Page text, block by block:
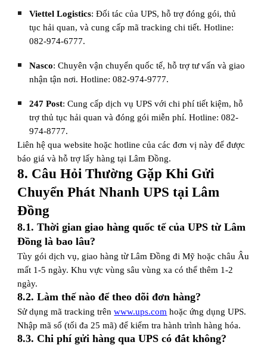
Viettel Logistics: Đối tác của UPS, hỗ trợ đóng gói, thủ
tục hải quan, và cung cấp mã tracking chi tiết. Hotline:
082-974-6777.
Nasco: Chuyên vận chuyển quốc tế, hỗ trợ tư vấn và giao
nhận tận nơi. Hotline: 082-974-9777.
247 Post: Cung cấp dịch vụ UPS với chi phí tiết kiệm, hỗ
trợ thủ tục hải quan và đóng gói miễn phí. Hotline: 082-
974-8777.
Liên hệ qua website hoặc hotline của các đơn vị này để được
báo giá và hỗ trợ lấy hàng tại Lâm Đồng.
8. Câu Hỏi Thường Gặp Khi Gửi
Chuyển Phát Nhanh UPS tại Lâm
Đồng
8.1. Thời gian giao hàng quốc tế của UPS từ Lâm
Đồng là bao lâu?
Tùy gói dịch vụ, giao hàng từ Lâm Đồng đi Mỹ hoặc châu Âu
mất 1-5 ngày. Khu vực vùng sâu vùng xa có thể thêm 1-2
ngày.
8.2. Làm thế nào để theo dõi đơn hàng?
Sử dụng mã tracking trên www.ups.com hoặc ứng dụng UPS.
Nhập mã số (tối đa 25 mã) để kiểm tra hành trình hàng hóa.
8.3. Chi phí gửi hàng qua UPS có đắt không?